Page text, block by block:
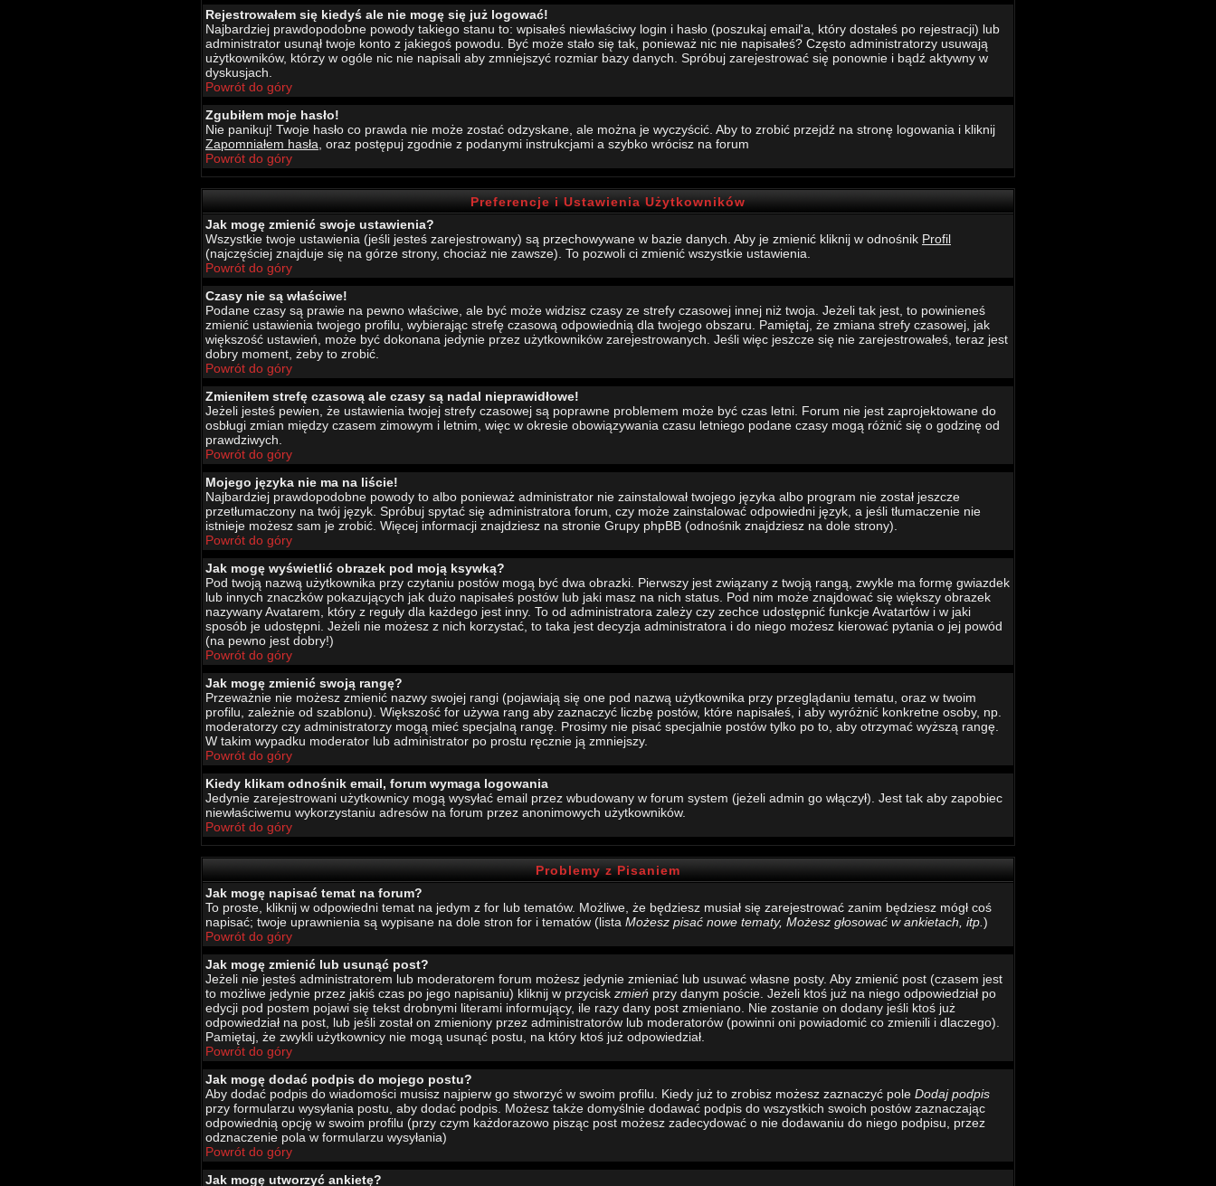
Rejestrowałem się kiedyś ale nie mogę się już logować!
Najbardziej prawdopodobne powody takiego stanu to: wpisałeś niewłaściwy login i hasło (poszukaj email'a, który dostałeś po rejestracji) lub
administrator usunął twoje konto z jakiegoś powodu. Być może stało się tak, ponieważ nic nie napisałeś? Często administratorzy usuwają
użytkowników, którzy w ogóle nic nie napisali aby zmniejszyć rozmiar bazy danych. Spróbuj zarejestrować się ponownie i bądź aktywny w
dyskusjach.
Powrót do góry
Zgubiłem moje hasło!
Nie panikuj! Twoje hasło co prawda nie może zostać odzyskane, ale można je wyczyścić. Aby to zrobić przejdź na stronę logowania i kliknij
Zapomniałem hasła , oraz postępuj zgodnie z podanymi instrukcjami a szybko wrócisz na forum
Powrót do góry
Preferencje i Ustawienia Użytkowników
Jak mogę zmienić swoje ustawienia?
Wszystkie twoje ustawienia (jeśli jesteś zarejestrowany) są przechowywane w bazie danych. Aby je zmienić kliknij w odnośnik Profil
(najczęściej znajduje się na górze strony, chociaż nie zawsze). To pozwoli ci zmienić wszystkie ustawienia.
Powrót do góry
Czasy nie są właściwe!
Podane czasy są prawie na pewno właściwe, ale być może widzisz czasy ze strefy czasowej innej niż twoja. Jeżeli tak jest, to powinieneś
zmienić ustawienia twojego profilu, wybierając strefę czasową odpowiednią dla twojego obszaru. Pamiętaj, że zmiana strefy czasowej, jak
większość ustawień, może być dokonana jedynie przez użytkowników zarejestrowanych. Jeśli więc jeszcze się nie zarejestrowałeś, teraz jest
dobry moment, żeby to zrobić.
Powrót do góry
Zmieniłem strefę czasową ale czasy są nadal nieprawidłowe!
Jeżeli jesteś pewien, że ustawienia twojej strefy czasowej są poprawne problemem może być czas letni. Forum nie jest zaprojektowane do
osbługi zmian między czasem zimowym i letnim, więc w okresie obowiązywania czasu letniego podane czasy mogą różnić się o godzinę od
prawdziwych.
Powrót do góry
Mojego języka nie ma na liście!
Najbardziej prawdopodobne powody to albo ponieważ administrator nie zainstalował twojego języka albo program nie został jeszcze
przetłumaczony na twój język. Spróbuj spytać się administratora forum, czy może zainstalować odpowiedni język, a jeśli tłumaczenie nie
istnieje możesz sam je zrobić. Więcej informacji znajdziesz na stronie Grupy phpBB (odnośnik znajdziesz na dole strony).
Powrót do góry
Jak mogę wyświetlić obrazek pod moją ksywką?
Pod twoją nazwą użytkownika przy czytaniu postów mogą być dwa obrazki. Pierwszy jest związany z twoją rangą, zwykle ma formę gwiazdek
lub innych znaczków pokazujących jak dużo napisałeś postów lub jaki masz na nich status. Pod nim może znajdować się większy obrazek
nazywany Avatarem, który z reguły dla każdego jest inny. To od administratora zależy czy zechce udostępnić funkcje Avatartów i w jaki
sposób je udostępni. Jeżeli nie możesz z nich korzystać, to taka jest decyzja administratora i do niego możesz kierować pytania o jej powód
(na pewno jest dobry!)
Powrót do góry
Jak mogę zmienić swoją rangę?
Przeważnie nie możesz zmienić nazwy swojej rangi (pojawiają się one pod nazwą użytkownika przy przeglądaniu tematu, oraz w twoim
profilu, zależnie od szablonu). Większość for używa rang aby zaznaczyć liczbę postów, które napisałeś, i aby wyróżnić konkretne osoby, np.
moderatorzy czy administratorzy mogą mieć specjalną rangę. Prosimy nie pisać specjalnie postów tylko po to, aby otrzymać wyższą rangę.
W takim wypadku moderator lub administrator po prostu ręcznie ją zmniejszy.
Powrót do góry
Kiedy klikam odnośnik email, forum wymaga logowania
Jedynie zarejestrowani użytkownicy mogą wysyłać email przez wbudowany w forum system (jeżeli admin go włączył). Jest tak aby zapobiec
niewłaściwemu wykorzystaniu adresów na forum przez anonimowych użytkowników.
Powrót do góry
Problemy z Pisaniem
Jak mogę napisać temat na forum?
To proste, kliknij w odpowiedni temat na jedym z for lub tematów. Możliwe, że będziesz musiał się zarejestrować zanim będziesz mógł coś
napisać; twoje uprawnienia są wypisane na dole stron for i tematów (lista Możesz pisać nowe tematy, Możesz głosować w ankietach, itp. )
Powrót do góry
Jak mogę zmienić lub usunąć post?
Jeżeli nie jesteś administratorem lub moderatorem forum możesz jedynie zmieniać lub usuwać własne posty. Aby zmienić post (czasem jest
to możliwe jedynie przez jakiś czas po jego napisaniu) kliknij w przycisk zmień przy danym poście. Jeżeli ktoś już na niego odpowiedział po
edycji pod postem pojawi się tekst drobnymi literami informujący, ile razy dany post zmieniano. Nie zostanie on dodany jeśli ktoś już
odpowiedział na post, lub jeśli został on zmieniony przez administratorów lub moderatorów (powinni oni powiadomić co zmienili i dlaczego).
Pamiętaj, że zwykli użytkownicy nie mogą usunąć postu, na który ktoś już odpowiedział.
Powrót do góry
Jak mogę dodać podpis do mojego postu?
Aby dodać podpis do wiadomości musisz najpierw go stworzyć w swoim profilu. Kiedy już to zrobisz możesz zaznaczyć pole Dodaj podpis
przy formularzu wysyłania postu, aby dodać podpis. Możesz także domyślnie dodawać podpis do wszystkich swoich postów zaznaczając
odpowiednią opcję w swoim profilu (przy czym każdorazowo pisząc post możesz zadecydować o nie dodawaniu do niego podpisu, przez
odznaczenie pola w formularzu wysyłania)
Powrót do góry
Jak mogę utworzyć ankietę?